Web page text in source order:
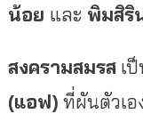
น้อย และพิมสิริ
สงครามสมรสเป็
(แอฟ) ที่ผันตัวเ